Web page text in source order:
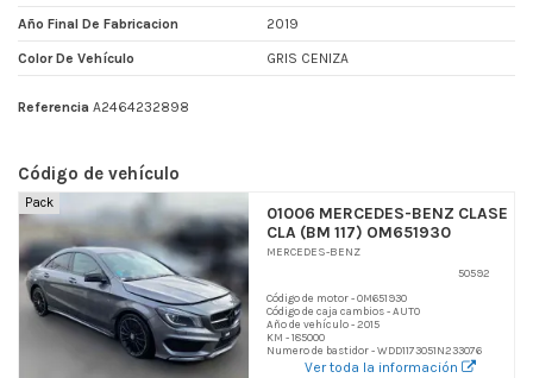
Año Final De Fabricacion 2019
Color De Vehículo GRIS CENIZA
Referencia A2464232898
Código de vehículo
Pack
01006 MERCEDES-BENZ CLASE
CLA (BM 117) OM651930
MERCEDES-BENZ
50592
Código de motor - OM651930
Código de caja cambios - AUTO
Año de vehículo - 2015
KM - 185000
Numero de bastidor - WDD1173051N233076
Ver toda la información